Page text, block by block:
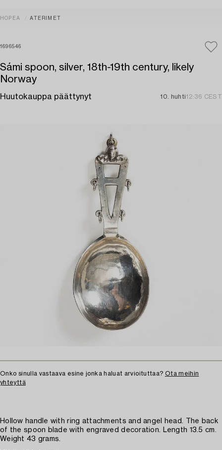
HOPEA ATERIMET
1696546
Sámi spoon, silver, 18th-19th century, likely
Norway
Huutokauppa päättynyt 10. huhti12:36 CEST
Onko sinulla vastaava esine jonka haluat arvioituttaa? Ota meihin
yhteyttä
Hollow handle with ring attachments and angel head. The back
of the spoon blade with engraved decoration. Length 13.5 cm.
Weight 43 grams.